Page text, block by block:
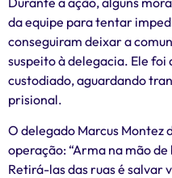
da equipe para tentar
conseguiram deixar a
suspeito à delegacia. Ele
custodiado, aguardando
prisional.
O delegado Marcus Montez
operação: “Arma na mão
Retirá-las das ruas é salvar